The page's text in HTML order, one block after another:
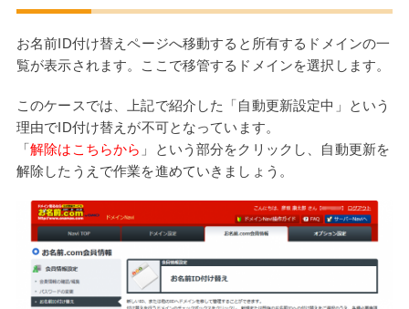
お名前ID付け替えページへ移動すると所有するドメインの一
覧が表示されます。ここで移管するドメインを選択します。
このケースでは、上記で紹介した「自動更新設定中」という
理由でID付け替えが不可となっています。
「解除はこちらから 」という部分をクリックし、自動更新を
解除したうえで作業を進めていきましょう。